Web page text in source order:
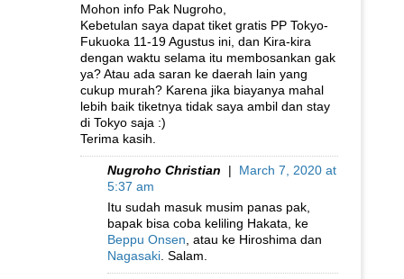
Mohon info Pak Nugroho,
Kebetulan saya dapat tiket gratis PP Tokyo-
Fukuoka 11-19 Agustus ini, dan Kira-kira
dengan waktu selama itu membosankan gak
ya? Atau ada saran ke daerah lain yang
cukup murah? Karena jika biayanya mahal
lebih baik tiketnya tidak saya ambil dan stay
di Tokyo saja :)
Terima kasih.
Nugroho Christian | March 7, 2020 at
5:37 am
Itu sudah masuk musim panas pak,
bapak bisa coba keliling Hakata, ke
Beppu Onsen , atau ke Hiroshima dan
Nagasaki . Salam.